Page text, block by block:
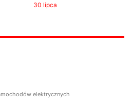
30 lipca
elektrycznych